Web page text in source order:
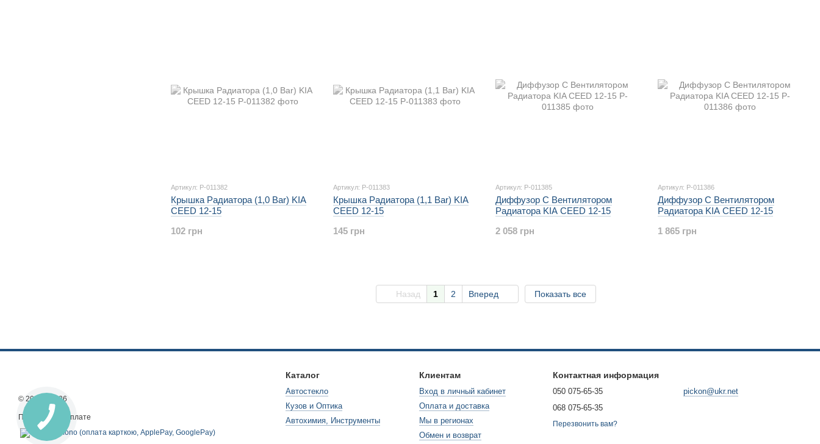
Артикул: P-011382
Крышка Радиатора (1,0 Bar) KIA
CEED 12-15
102 грн
Артикул: P-011383
Крышка Радиатора (1,1 Bar) KIA
CEED 12-15
145 грн
Артикул: P-011385
Диффузор С Вентилятором
Радиатора KIA CEED 12-15
2 058 грн
Артикул: P-011386
Диффузор С Вентилятором
Радиатора KIA CEED 12-15
1 865 грн
Назад 1 2 Вперед Показать все
© 2013—2026
Принимаем к оплате
Каталог
Автостекло
Кузов и Оптика
Автохимия, Инструменты
Клиентам
Вход в личный кабинет
Оплата и доставка
Мы в регионах
Обмен и возврат
Контактная информация
050 075-65-35
068 075-65-35
Перезвонить вам?
pickon@ukr.net